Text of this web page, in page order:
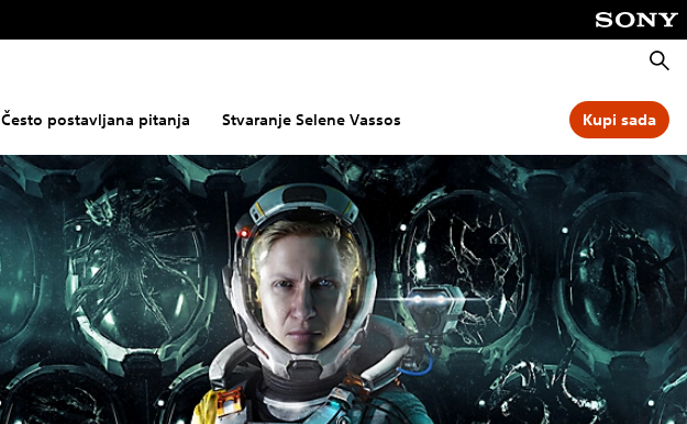
Često postavljana pitanja Stvaranje Selene Vassos Kupi sada